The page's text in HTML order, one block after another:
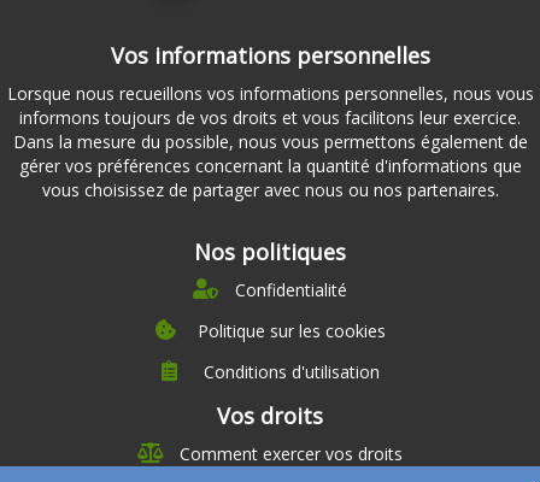
Vos informations personnelles
Lorsque nous recueillons vos informations personnelles, nous vous
informons toujours de vos droits et vous facilitons leur exercice.
Dans la mesure du possible, nous vous permettons également de
gérer vos préférences concernant la quantité d'informations que
vous choisissez de partager avec nous ou nos partenaires.
Nos politiques
Confidentialité
Politique sur les cookies
Conditions d'utilisation
Vos droits
Comment exercer vos droits
À propos
Nutrition